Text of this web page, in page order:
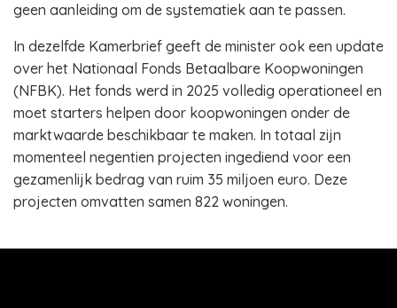
geen aanleiding om de systematiek aan te passen.
In dezelfde Kamerbrief geeft de minister ook een update
over het Nationaal Fonds Betaalbare Koopwoningen
(NFBK). Het fonds werd in 2025 volledig operationeel en
moet starters helpen door koopwoningen onder de
marktwaarde beschikbaar te maken. In totaal zijn
momenteel negentien projecten ingediend voor een
gezamenlijk bedrag van ruim 35 miljoen euro. Deze
projecten omvatten samen 822 woningen.